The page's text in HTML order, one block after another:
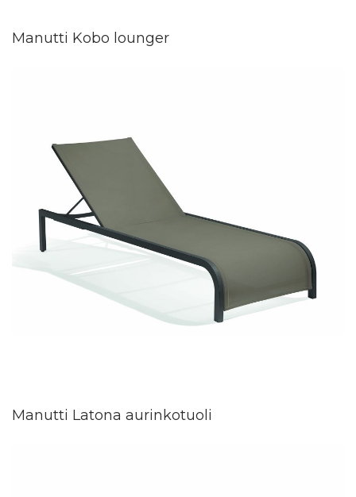
Manutti Kobo lounger
Manutti Latona aurinkotuoli